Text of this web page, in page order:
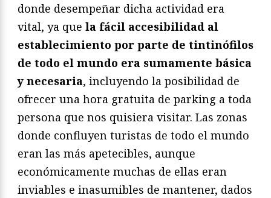
donde desempeñar dicha actividad era
vital, ya que la fácil accesibilidad al
establecimiento por parte de tintinófilos
de todo el mundo era sumamente básica
y necesaria, incluyendo la posibilidad de
ofrecer una hora gratuita de parking a toda
persona que nos quisiera visitar. Las zonas
donde confluyen turistas de todo el mundo
eran las más apetecibles, aunque
económicamente muchas de ellas eran
inviables e inasumibles de mantener, dados